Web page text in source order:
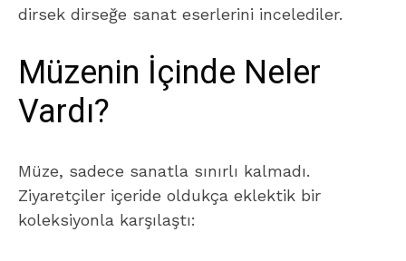
dirsek dirseğe sanat eserlerini incelediler.
Müzenin İçinde Neler
Vardı?
Müze, sadece sanatla sınırlı kalmadı.
Ziyaretçiler içeride oldukça eklektik bir
koleksiyonla karşılaştı: